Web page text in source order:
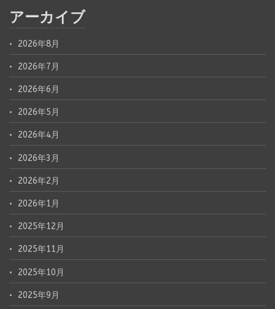
アーカイブ
2026年8月
2026年7月
2026年6月
2026年5月
2026年4月
2026年3月
2026年2月
2026年1月
2025年12月
2025年11月
2025年10月
2025年9月